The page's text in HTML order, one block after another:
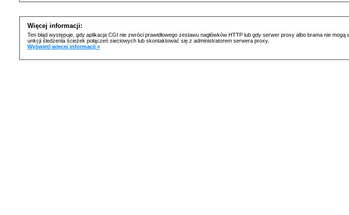
Więcej informacji:
Ten błąd występuje, gdy aplikacja CGI nie zwróci prawidłowego zestawu nagłówków HTTP lub gdy serwer proxy albo brama nie
unkcji śledzenia ścieżek połączeń sieciowych lub skontaktować się z administratorem serwera proxy.
Wyświetl więcej informacji »